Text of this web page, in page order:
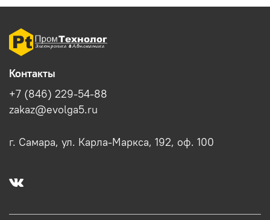
Контакты
+7 (846) 229-54-88
zakaz@evolga5.ru
г. Самара, ул. Карла-Маркса, 192, оф. 100